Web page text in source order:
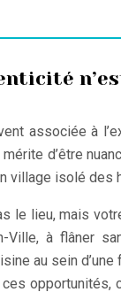
associée à
d’être
village isolé des
le lieu, mais
à flâner
au sein
opportunités,